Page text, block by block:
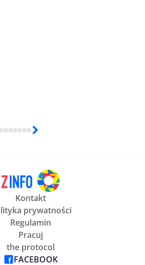
Kontakt
prywatności
Regulamin
Pracuj
the protocol
FACEBOOK